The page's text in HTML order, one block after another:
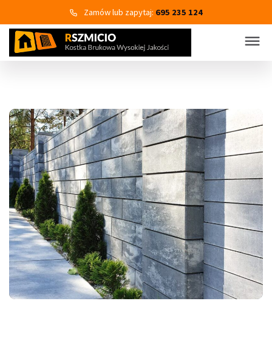
Zamów lub zapytaj: 695 235 124
PRODUKTY
Wszystkie kategorie produktów
Kostka brukowa
Eko Bruk
Płyty tarasowo-chodnikowe
Obrzeża dekoracyjne
Palisady